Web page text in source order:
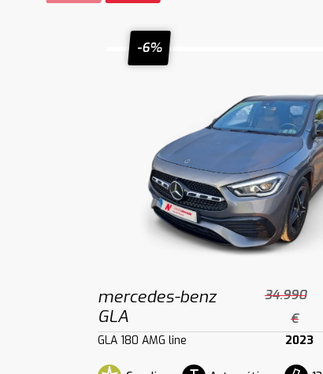
-6%
mercedes-benz
GLA
34.990
€
GLA 180 AMG line 2023